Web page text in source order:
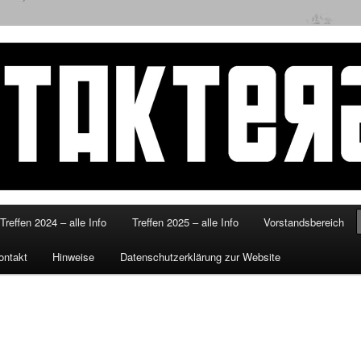
Treffen 2024 – alle Info Treffen 2025 – alle Info Vorstandsbereich
Hinweise Datenschutzerklärung zur Website